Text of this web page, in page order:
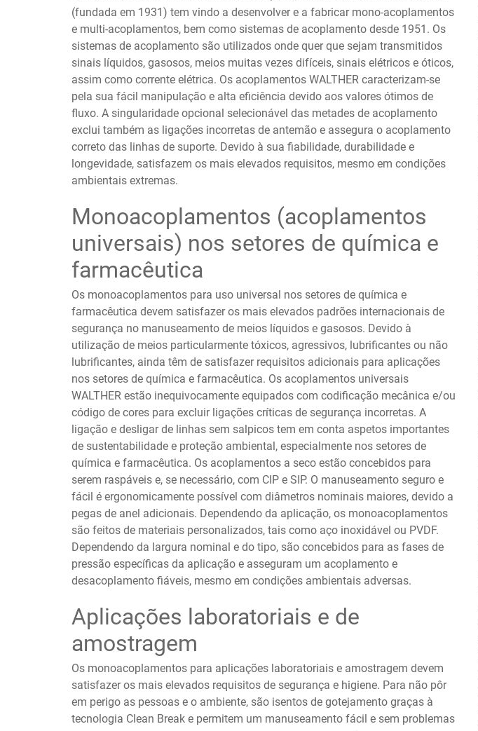
(fundada em 1931) tem vindo a desenvolver e a fabricar mono-acoplamentos
e multi-acoplamentos, bem como sistemas de acoplamento desde 1951. Os
sistemas de acoplamento são utilizados onde quer que sejam transmitidos
sinais líquidos, gasosos, meios muitas vezes difíceis, sinais elétricos e óticos,
assim como corrente elétrica. Os acoplamentos WALTHER caracterizam-se
pela sua fácil manipulação e alta eficiência devido aos valores ótimos de
fluxo. A singularidade opcional selecionável das metades de acoplamento
exclui também as ligações incorretas de antemão e assegura o acoplamento
correto das linhas de suporte. Devido à sua fiabilidade, durabilidade e
longevidade, satisfazem os mais elevados requisitos, mesmo em condições
ambientais extremas.
Monoacoplamentos (acoplamentos
universais) nos setores de química e
farmacêutica
Os monoacoplamentos para uso universal nos setores de química e
farmacêutica devem satisfazer os mais elevados padrões internacionais de
segurança no manuseamento de meios líquidos e gasosos. Devido à
utilização de meios particularmente tóxicos, agressivos, lubrificantes ou não
lubrificantes, ainda têm de satisfazer requisitos adicionais para aplicações
nos setores de química e farmacêutica. Os acoplamentos universais
WALTHER estão inequivocamente equipados com codificação mecânica e/ou
código de cores para excluir ligações críticas de segurança incorretas. A
ligação e desligar de linhas sem salpicos tem em conta aspetos importantes
de sustentabilidade e proteção ambiental, especialmente nos setores de
química e farmacêutica. Os acoplamentos a seco estão concebidos para
serem raspáveis e, se necessário, com CIP e SIP. O manuseamento seguro e
fácil é ergonomicamente possível com diâmetros nominais maiores, devido a
pegas de anel adicionais. Dependendo da aplicação, os monoacoplamentos
são feitos de materiais personalizados, tais como aço inoxidável ou PVDF.
Dependendo da largura nominal e do tipo, são concebidos para as fases de
pressão específicas da aplicação e asseguram um acoplamento e
desacoplamento fiáveis, mesmo em condições ambientais adversas.
Aplicações laboratoriais e de
amostragem
Os monoacoplamentos para aplicações laboratoriais e amostragem devem
satisfazer os mais elevados requisitos de segurança e higiene. Para não pôr
em perigo as pessoas e o ambiente, são isentos de gotejamento graças à
tecnologia Clean Break e permitem um manuseamento fácil e sem problemas